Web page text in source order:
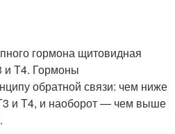
гормона щитовидная
и Т4. Гормоны
обратной связи: чем ниже
и Т4, и наоборот — чем выше